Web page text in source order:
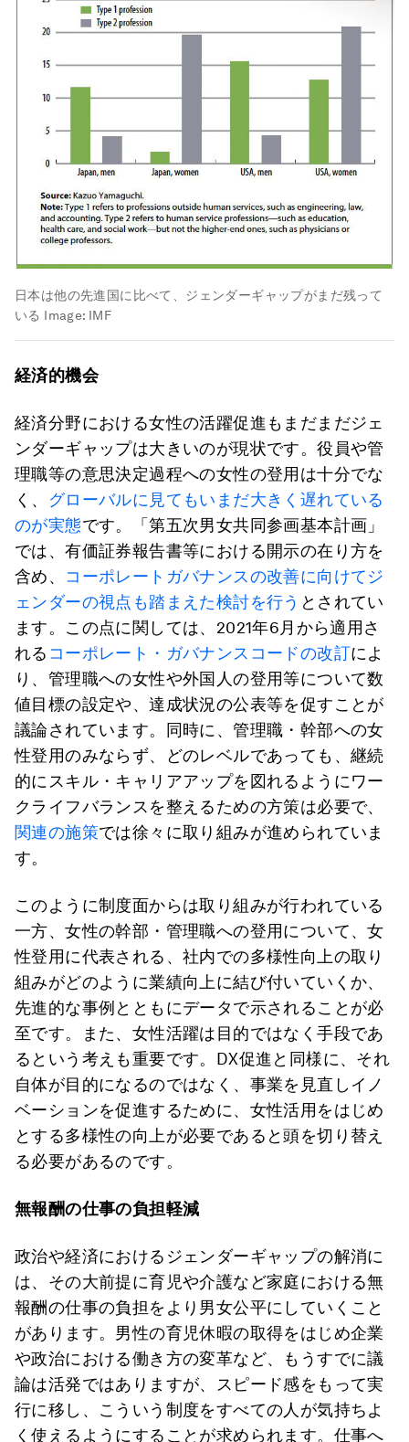
日本は他の先進国に比べて、ジェンダーギャップがまだ残って
いる Image: IMF
経済的機会
経済分野における女性の活躍促進もまだまだジェ
ンダーギャップは大きいのが現状です。役員や管
理職等の意思決定過程への女性の登用は十分でな
く、
グローバルに見てもいまだ大きく遅れている
のが実態です。「第五次男女共同参画基本計画」
では、有価証券報告書等における開示の在り方を
含め、 コーポレートガバナンスの改善に向けてジ
ェンダーの視点も踏まえた検討を行う とされてい
ます。この点に関しては、2021年6月から適用さ
れる コーポレート・ガバナンスコードの改訂によ
り、管理職への女性や外国人の登用等について数
値目標の設定や、達成状況の公表等を促すことが
議論されています。同時に、管理職・幹部への女
性登用のみならず、どのレベルであっても、継続
的にスキル・キャリアアップを図れるようにワー
クライフバランスを整えるための方策は必要で、
関連の施策では徐々に取り組みが進められていま
す。
このように制度面からは取り組みが行われている
一方、女性の幹部・管理職への登用について、女
性登用に代表される、社内での多様性向上の取り
組みがどのように業績向上に結び付いていくか、
先進的な事例とともにデータで示されることが必
至です。また、女性活躍は目的ではなく手段であ
るという考えも重要です。DX促進と同様に、それ
自体が目的になるのではなく、事業を見直しイノ
ベーションを促進するために、女性活用をはじめ
とする多様性の向上が必要であると頭を切り替え
る必要があるのです。
無報酬の仕事の負担軽減
政治や経済におけるジェンダーギャップの解消に
は、その大前提に育児や介護など家庭における無
報酬の仕事の負担をより男女公平にしていくこと
があります。男性の育児休暇の取得をはじめ企業
や政治における働き方の変革など、もうすでに議
論は活発ではありますが、スピード感をもって実
行に移し、こういう制度をすべての人が気持ちよ
く使えるようにすることが求められます。仕事へ